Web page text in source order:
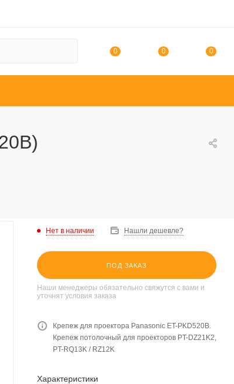
0 0 0
Нет в наличии Нашли дешевле?
ПОД ЗАКАЗ
Наши менеджеры обязательно свяжутся с вами и
уточнят условия заказа
Крепеж для проектора Panasonic ET-PKD520B.
Крепеж потолочный для проекторов PT-DZ21K2,
PT-RQ13K / RZ12K
Характеристики